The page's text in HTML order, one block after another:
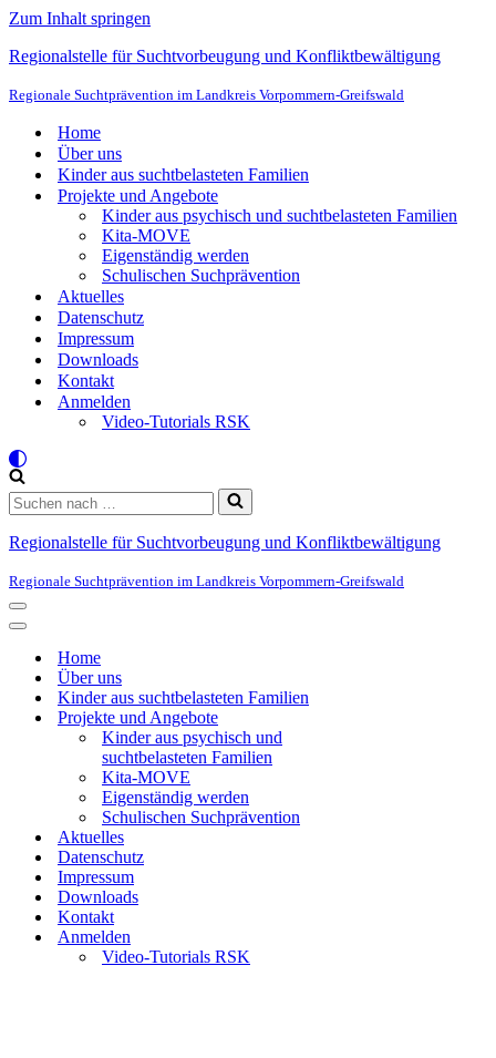
Zum Inhalt springen
Regionalstelle für Suchtvorbeugung und Konfliktbewältigung
Regionale Suchtprävention im Landkreis Vorpommern-Greifswald
Home
Über uns
Kinder aus suchtbelasteten Familien
Projekte und Angebote
Kinder aus psychisch und suchtbelasteten Familien
Kita-MOVE
Eigenständig werden
Schulischen Suchprävention
Aktuelles
Datenschutz
Impressum
Downloads
Kontakt
Anmelden
Video-Tutorials RSK
Suchen
nach …
Regionalstelle für Suchtvorbeugung und Konfliktbewältigung
Regionale Suchtprävention im Landkreis Vorpommern-Greifswald
Navigationsmenü
Navigationsmenü
Home
Über uns
Kinder aus suchtbelasteten Familien
Projekte und Angebote
Kinder aus psychisch und
suchtbelasteten Familien
Kita-MOVE
Eigenständig werden
Schulischen Suchprävention
Aktuelles
Datenschutz
Impressum
Downloads
Kontakt
Anmelden
Video-Tutorials RSK